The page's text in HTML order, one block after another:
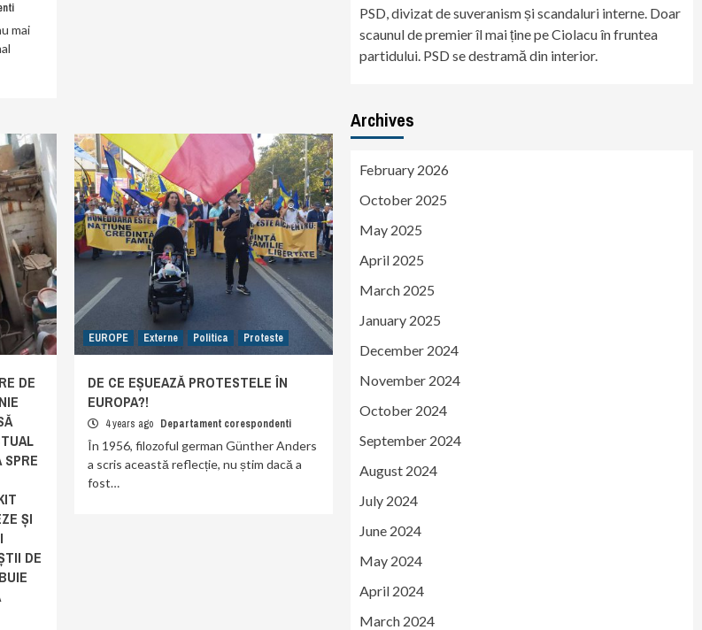
mai
DE
ȘI
DE
EUROPE Externe Politica Proteste
DE CE EȘUEAZĂ PROTESTELE ÎN
EUROPA?!
4 years ago Departament corespondenti
În 1956, filozoful german Günther Anders
a scris această reflecție, nu știm dacă a
fost…
PSD, divizat de suveranism și scandaluri interne. Doar
scaunul de premier îl mai ține pe Ciolacu în fruntea
partidului. PSD se destramă din interior.
Archives
February 2026
October 2025
May 2025
April 2025
March 2025
January 2025
December 2024
November 2024
October 2024
September 2024
August 2024
July 2024
June 2024
May 2024
April 2024
March 2024